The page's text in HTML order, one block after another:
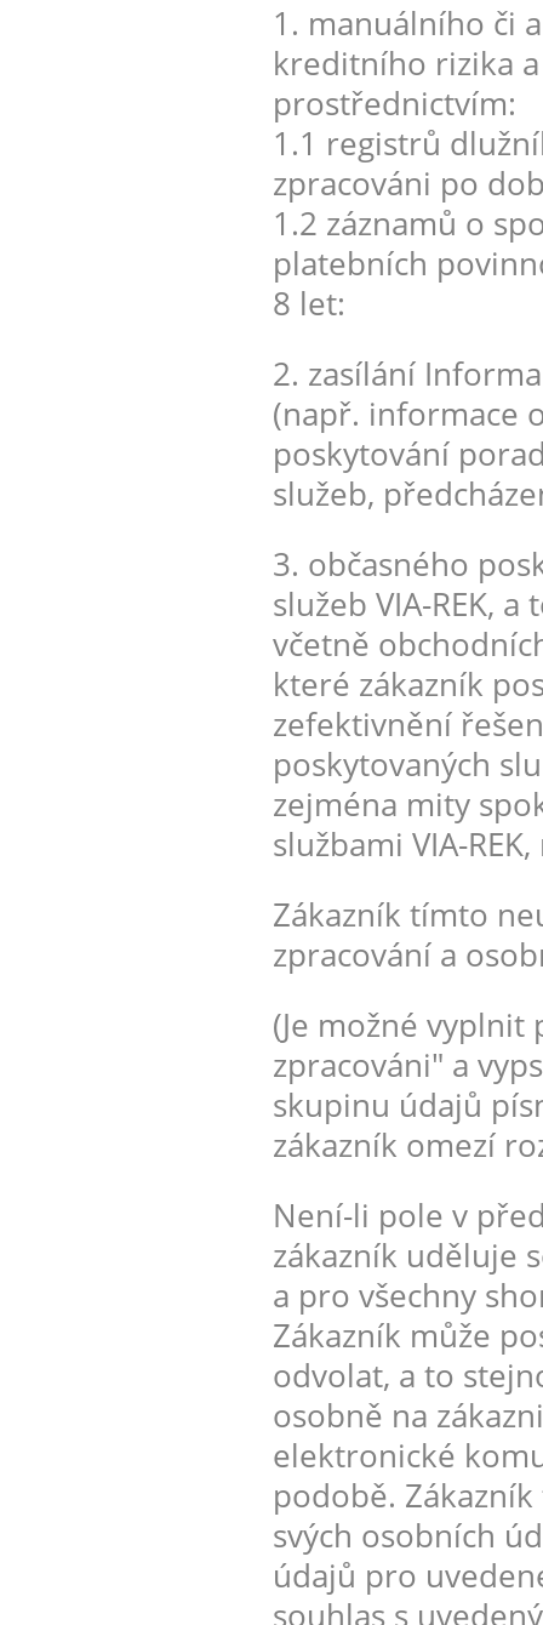
1. manuálního či
kreditního rizika
prostřednictvím:
1.1 registrů
zpracováni po
1.2 záznamů o
platebních
8 let:
2. zasílání
(např. informace
poskytování
služeb,
3. občasného
služeb VIA-REK,
včetně
které zákazník
zefektivnění
poskytovaných
zejména mity
službami VIA-
Zákazník tímto
zpracování a
(Je možné vyplnit
zpracováni" a
skupinu údajů
zákazník omezí
Není-li pole v
zákazník uděluje
a pro všechny
Zákazník může
odvolat, a to
osobně na
elektronické
podobě.
svých osobních
údajů pro
souhlas s